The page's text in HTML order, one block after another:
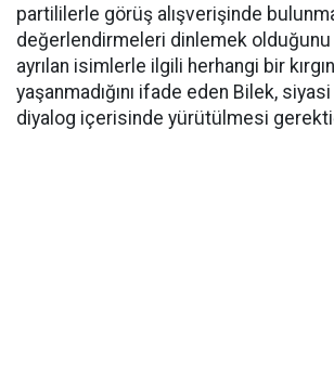
partililerle görüş alışverişinde
değerlendirmeleri dinlemek
ayrılan isimlerle ilgili herhangi bir
yaşanmadığını ifade eden Bilek,
diyalog içerisinde yürütülmesi